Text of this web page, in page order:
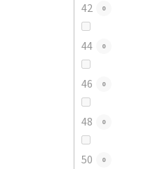
42 0
44 0
46 0
48 0
50 0